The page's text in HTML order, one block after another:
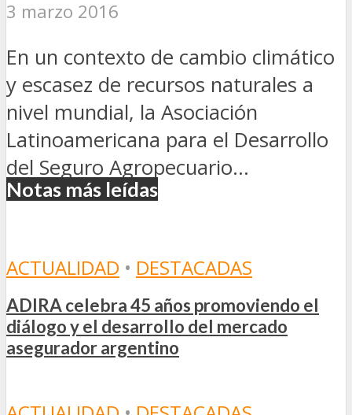
3 marzo 2016
En un contexto de cambio climático
y escasez de recursos naturales a
nivel mundial, la Asociación
Latinoamericana para el Desarrollo
del Seguro Agropecuario...
Notas más leídas
ACTUALIDAD • DESTACADAS
ADIRA celebra 45 años promoviendo el
diálogo y el desarrollo del mercado
asegurador argentino